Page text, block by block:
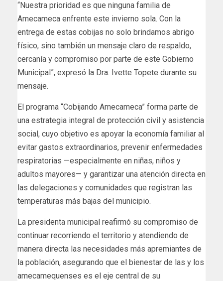
“Nuestra prioridad es que ninguna familia de
Amecameca enfrente este invierno sola. Con la
entrega de estas cobijas no solo brindamos abrigo
físico, sino también un mensaje claro de respaldo,
cercanía y compromiso por parte de este Gobierno
Municipal”, expresó la Dra. Ivette Topete durante su
mensaje.
El programa “Cobijando Amecameca” forma parte de
una estrategia integral de protección civil y asistencia
social, cuyo objetivo es apoyar la economía familiar al
evitar gastos extraordinarios, prevenir enfermedades
respiratorias —especialmente en niñas, niños y
adultos mayores— y garantizar una atención directa en
las delegaciones y comunidades que registran las
temperaturas más bajas del municipio.
La presidenta municipal reafirmó su compromiso de
continuar recorriendo el territorio y atendiendo de
manera directa las necesidades más apremiantes de
la población, asegurando que el bienestar de las y los
amecamequenses es el eje central de su